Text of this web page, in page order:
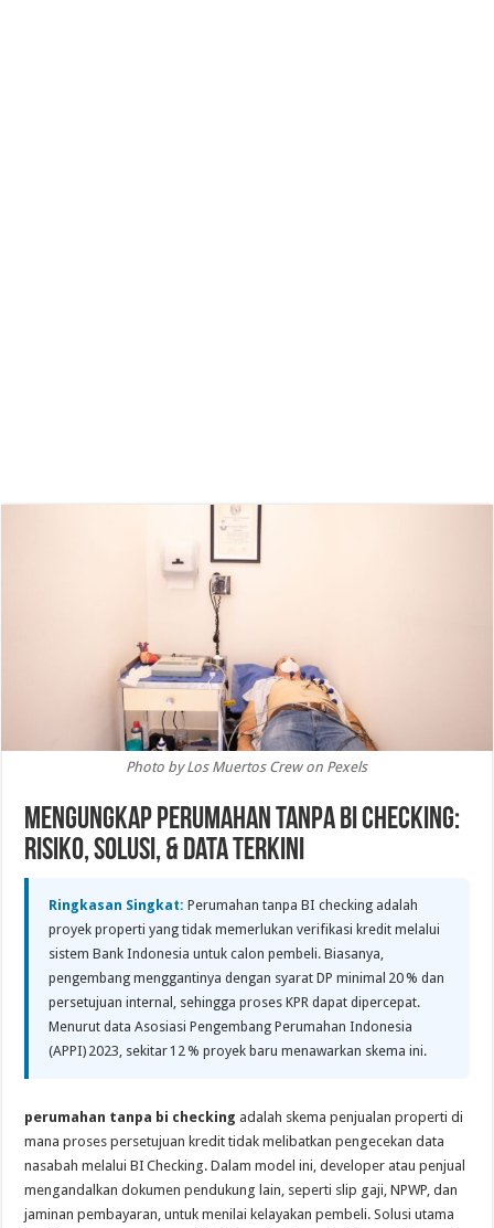
Photo by Los Muertos Crew on Pexels
Mengungkap Perumahan Tanpa bi Checking:
Risiko, Solusi, & Data Terkini
Ringkasan Singkat: Perumahan tanpa BI checking adalah
proyek properti yang tidak memerlukan verifikasi kredit melalui
sistem Bank Indonesia untuk calon pembeli. Biasanya,
pengembang menggantinya dengan syarat DP minimal 20 % dan
persetujuan internal, sehingga proses KPR dapat dipercepat.
Menurut data Asosiasi Pengembang Perumahan Indonesia
(APPI) 2023, sekitar 12 % proyek baru menawarkan skema ini.
perumahan tanpa bi checking adalah skema penjualan properti di
mana proses persetujuan kredit tidak melibatkan pengecekan data
nasabah melalui BI Checking. Dalam model ini, developer atau penjual
mengandalkan dokumen pendukung lain, seperti slip gaji, NPWP, dan
jaminan pembayaran, untuk menilai kelayakan pembeli. Solusi utama